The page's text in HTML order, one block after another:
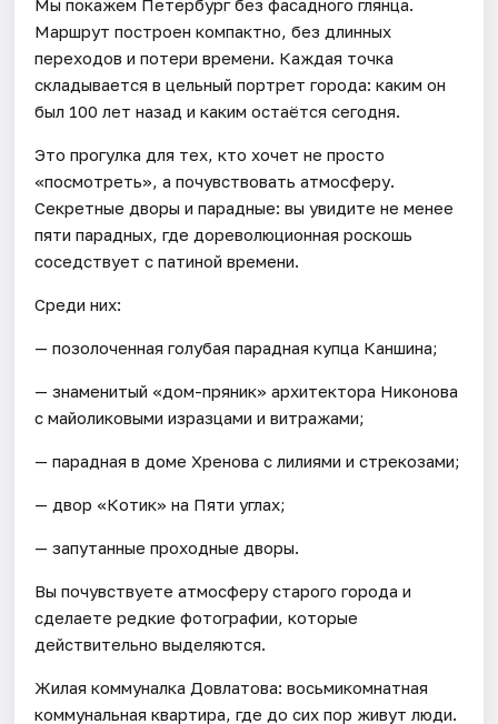
Мы покажем Петербург без фасадного глянца.
Маршрут построен компактно, без длинных
переходов и потери времени. Каждая точка
складывается в цельный портрет города: каким он
был 100 лет назад и каким остаётся сегодня.
Это прогулка для тех, кто хочет не просто
«посмотреть», а почувствовать атмосферу.
Секретные дворы и парадные: вы увидите не менее
пяти парадных, где дореволюционная роскошь
соседствует с патиной времени.
Среди них:
— позолоченная голубая парадная купца Каншина;
— знаменитый «дом-пряник» архитектора Никонова
с майоликовыми изразцами и витражами;
— парадная в доме Хренова с лилиями и стрекозами;
— двор «Котик» на Пяти углах;
— запутанные проходные дворы.
Вы почувствуете атмосферу старого города и
сделаете редкие фотографии, которые
действительно выделяются.
Жилая коммуналка Довлатова: восьмикомнатная
коммунальная квартира, где до сих пор живут люди.